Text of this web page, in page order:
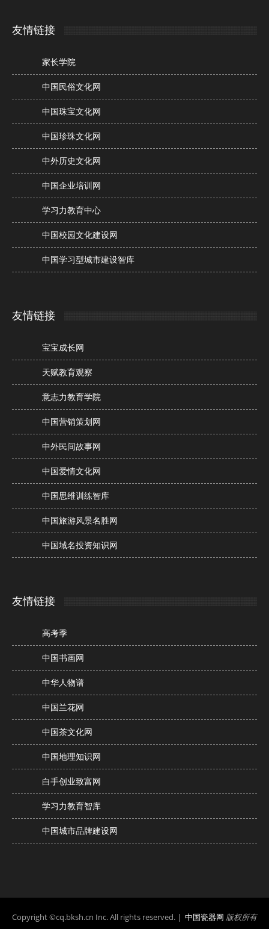
友情链接
家长学院
中国民俗文化网
中国珠宝文化网
中国珍珠文化网
中外历史文化网
中国企业培训网
学习力教育中心
中国校园文化建设网
中国学习型城市建设智库
友情链接
宝宝成长网
天赋教育观察
意志力教育学院
中国营销策划网
中外民间故事网
中国爱情文化网
中国思维训练智库
中国旅游风景名胜网
中国域名投资知识网
友情链接
高考季
中国书画网
中华人物谱
中国兰花网
中国茶文化网
中国地理知识网
白手创业致富网
学习力教育智库
中国城市品牌建设网
Copyright ©cq.bksh.cn Inc. All rights reserved. | 中国瓷器网 版权所有